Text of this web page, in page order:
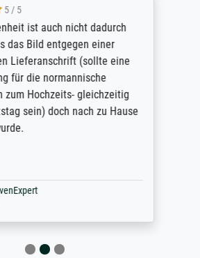
5 / 5
ist auch nicht dadurch
das Bild entgegen einer
Lieferanschrift (sollte eine
für die normannische
zum Hochzeits- gleichzeitig
sein) doch nach zu Hause